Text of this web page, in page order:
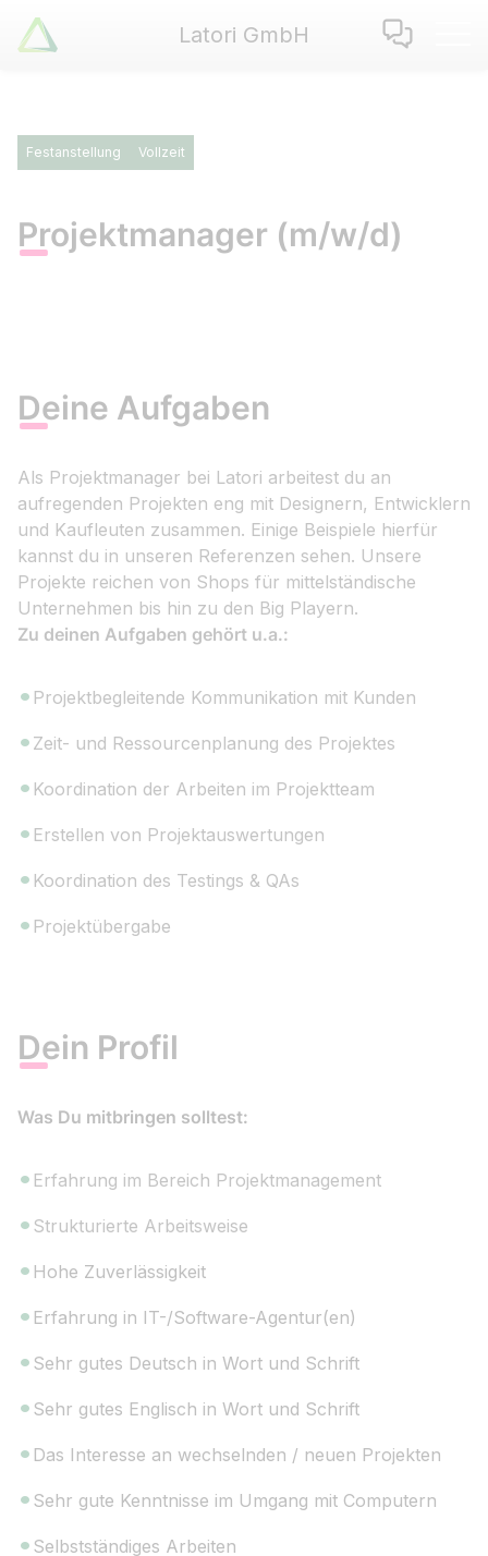
Latori GmbH Latori GmbH
Apps
Festanstellung Vollzeit
Projektmanager (m/w/d)
Deine Aufgaben
Als Projektmanager bei Latori arbeitest du an
aufregenden Projekten eng mit Designern, Entwicklern
und Kaufleuten zusammen. Einige Beispiele hierfür
kannst du in unseren Referenzen sehen. Unsere
Projekte reichen von Shops für mittelständische
Unternehmen bis hin zu den Big Playern.
Zu deinen Aufgaben gehört u.a.:
Projektbegleitende Kommunikation mit Kunden
Zeit- und Ressourcenplanung des Projektes
Koordination der Arbeiten im Projektteam
Erstellen von Projektauswertungen
Koordination des Testings & QAs
Projektübergabe
Dein Profil
Was Du mitbringen solltest:
Erfahrung im Bereich Projektmanagement
Strukturierte Arbeitsweise
Hohe Zuverlässigkeit
Erfahrung in IT-/Software-Agentur(en)
Sehr gutes Deutsch in Wort und Schrift
Sehr gutes Englisch in Wort und Schrift
Das Interesse an wechselnden / neuen Projekten
Sehr gute Kenntnisse im Umgang mit Computern
Selbstständiges Arbeiten